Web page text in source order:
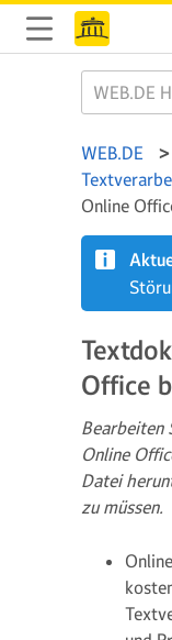
WEB.DE
Online
Office
Bearbeiten
Online
Datei
zu müssen.